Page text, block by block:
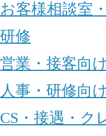
お客様相談室
研修
営業・接客向
人事・研修向
CS・接遇・ク